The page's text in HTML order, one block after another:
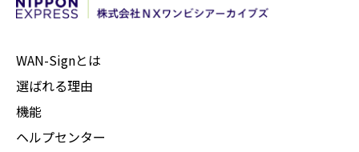
WAN-Signとは
選ばれる理由
機能
ヘルプセンター